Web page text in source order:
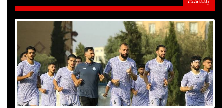
یادداشت